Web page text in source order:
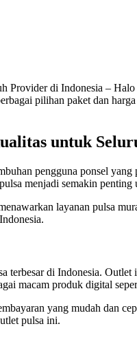
Provider di Indonesia –
pilihan paket dan
untuk
pengguna ponsel
menjadi semakin
layanan pulsa
terbesar di Indonesia.
macam produk digital
yang mudah dan
pulsa ini.